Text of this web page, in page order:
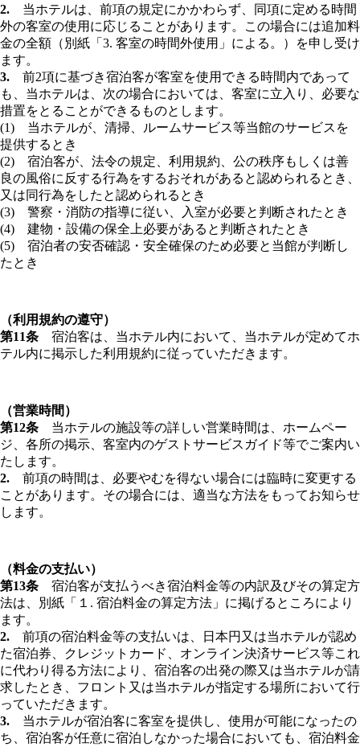
2. 当ホテルは、前項の規定にかかわらず、同項に定める時間
外の客室の使用に応じることがあります。この場合には追加料
金の全額（別紙「3. 客室の時間外使用」による。）を申し受け
ます。
3. 前2項に基づき宿泊客が客室を使用できる時間内であって
も、当ホテルは、次の場合においては、客室に立入り、必要な
措置をとることができるものとします。
(1) 当ホテルが、清掃、ルームサービス等当館のサービスを
提供するとき
(2) 宿泊客が、法令の規定、利用規約、公の秩序もしくは善
良の風俗に反する行為をするおそれがあると認められるとき、
又は同行為をしたと認められるとき
(3) 警察・消防の指導に従い、入室が必要と判断されたとき
(4) 建物・設備の保全上必要があると判断されたとき
(5) 宿泊者の安否確認・安全確保のため必要と当館が判断し
たとき
（利用規約の遵守）
第11条 宿泊客は、当ホテル内において、当ホテルが定めてホ
テル内に掲示した利用規約に従っていただきます。
（営業時間）
第12条 当ホテルの施設等の詳しい営業時間は、ホームペー
ジ、各所の掲示、客室内のゲストサービスガイド等でご案内い
たします。
2. 前項の時間は、必要やむを得ない場合には臨時に変更する
ことがあります。その場合には、適当な方法をもってお知らせ
します。
（料金の支払い）
第13条 宿泊客が支払うべき宿泊料金等の内訳及びその算定方
法は、別紙「１. 宿泊料金の算定方法」に掲げるところにより
ます。
2. 前項の宿泊料金等の支払いは、日本円又は当ホテルが認め
た宿泊券、クレジットカード、オンライン決済サービス等これ
に代わり得る方法により、宿泊客の出発の際又は当ホテルが請
求したとき、フロント又は当ホテルが指定する場所において行
っていただきます。
3. 当ホテルが宿泊客に客室を提供し、使用が可能になったの
ち、宿泊客が任意に宿泊しなかった場合においても、宿泊料金